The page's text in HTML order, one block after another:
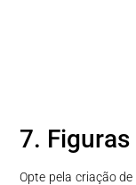
7.
Opte pela criação